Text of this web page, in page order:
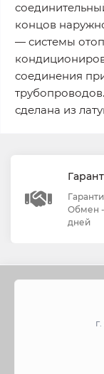
концов
— системы
соединения
сделана из
Обмен -
дней